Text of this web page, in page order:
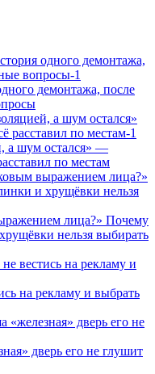
демонтажа, после
а шум остался» —
по местам
лица?» Почему
нельзя выбирать
на рекламу и выбрать
дверь его не глушит